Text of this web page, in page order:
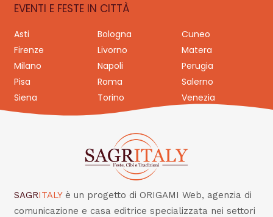
EVENTI E FESTE IN CITTÀ
Asti Bologna
Cuneo
Firenze
Livorno
Matera
Milano
Napoli
Perugia
Pisa
Roma
Salerno
Siena
Torino Venezia
SAGRITALY è un progetto di ORIGAMI Web, agenzia di
comunicazione e casa editrice specializzata nei settori